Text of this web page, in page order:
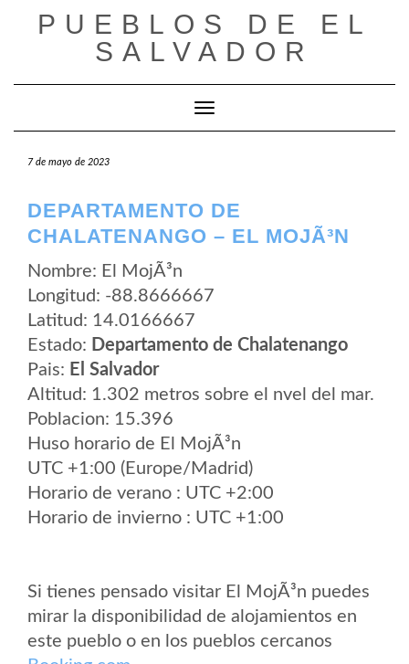
PUEBLOS DE EL
SALVADOR
Cambiar modo de navegación
7 de mayo de 2023
DEPARTAMENTO DE
CHALATENANGO – EL MOJÃ³N
Nombre: El MojÃ³n
Longitud: -88.8666667
Latitud: 14.0166667
Estado: Departamento de Chalatenango
Pais: El Salvador
Altitud: 1.302 metros sobre el nvel del mar.
Poblacion: 15.396
Huso horario de El MojÃ³n
UTC +1:00 (Europe/Madrid)
Horario de verano : UTC +2:00
Horario de invierno : UTC +1:00
Si tienes pensado visitar El MojÃ³n puedes
mirar la disponibilidad de alojamientos en
este pueblo o en los pueblos cercanos